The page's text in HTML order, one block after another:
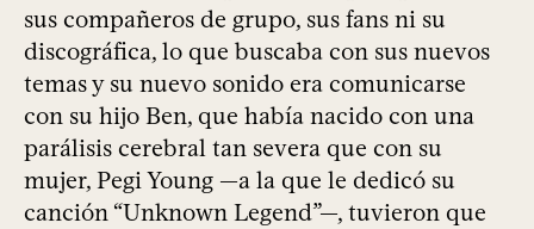
sus compañeros de grupo, sus fans ni su
discográfica, lo que buscaba con sus nuevos
temas y su nuevo sonido era comunicarse
con su hijo Ben, que había nacido con una
parálisis cerebral tan severa que con su
mujer, Pegi Young —a la que le dedicó su
canción “Unknown Legend”—, tuvieron que